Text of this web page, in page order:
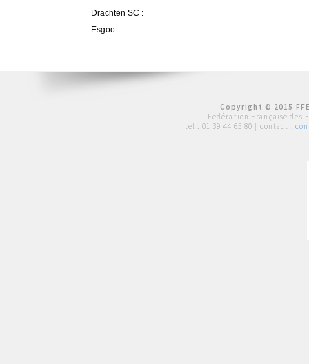
Drachten SC :
Esgoo :
Copyright © 2015
Fédération Française des
tél : 01 39 44 65 80 | contact :